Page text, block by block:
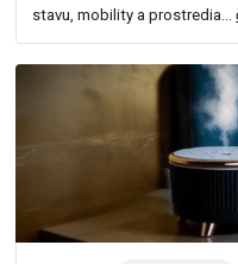
stavu, mobility a prostredia...